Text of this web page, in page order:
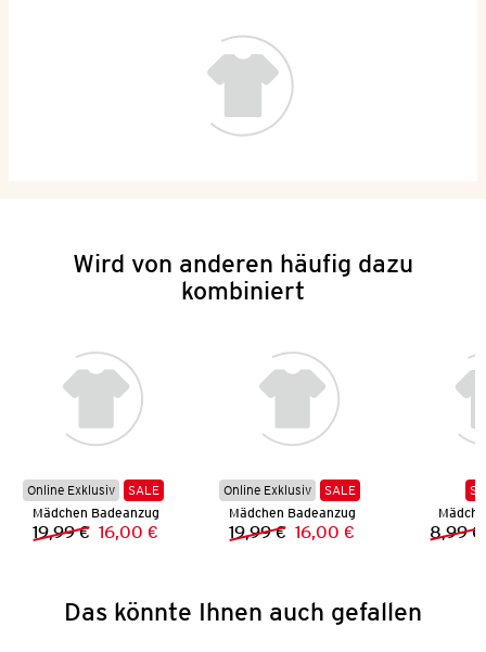
Wird von anderen häufig dazu
kombiniert
Online Exklusiv
SALE
Mädchen Badeanzug
Vorheriger Preis:
19,99 € Neuer Preis:
16,00 €
Online Exklusiv
SALE
Mädchen Badeanzug
Vorheriger Preis:
19,99 € Neuer Preis:
16,00 € 8,99 €
Das könnte Ihnen auch gefallen